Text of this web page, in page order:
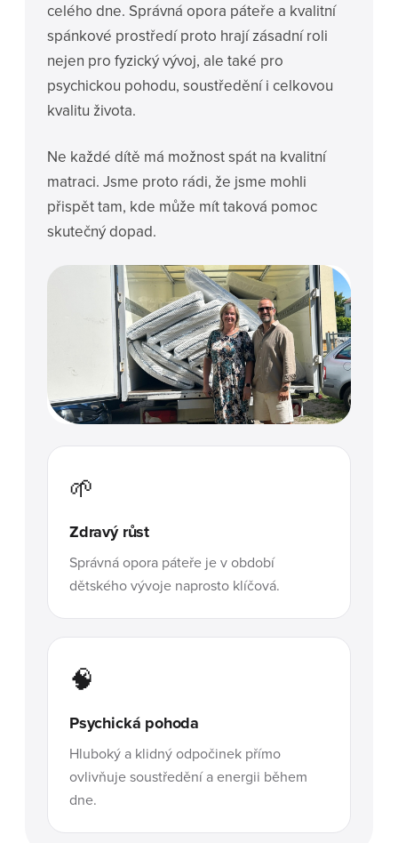
celého dne. Správná opora páteře a kvalitní
spánkové prostředí proto hrají zásadní roli
nejen pro fyzický vývoj, ale také pro
psychickou pohodu, soustředění i celkovou
kvalitu života.
Ne každé dítě má možnost spát na kvalitní
matraci. Jsme proto rádi, že jsme mohli
přispět tam, kde může mít taková pomoc
skutečný dopad.
🌱
Zdravý růst
Správná opora páteře je v období
dětského vývoje naprosto klíčová.
🧠
Psychická pohoda
Hluboký a klidný odpočinek přímo
ovlivňuje soustředění a energii během
dne.